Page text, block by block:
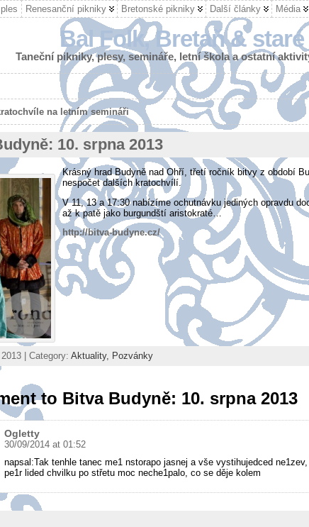
ples Renesanční pikniky Bretonské pikniky Další články Média
Bal Folk, Bretaň &
Taneční pikniky, plesy, semináře, letní škola a ostatní
na letním semináři
10. srpna 2013
Krásný hrad Budyně nad Ohří, třetí ročník bitvy z období
nespočet dalších kratochvílí.
V 11, 13 a 17:30 nabízíme ochutnávku jediných opravdu
až k patě jako burgundští aristokraté…
http://bitva-budyne.cz/
| Category: Aktuality, Pozvánky
to Bitva Budyně: 10. srpna 2013
Ogletty
30/09/2014 at 01:52
napsal:Tak tenhle tanec me1 nstorapo jasnej a vše vystihujedced
pe1r lided chvilku po střetu moc neche1palo, co se děje kolem